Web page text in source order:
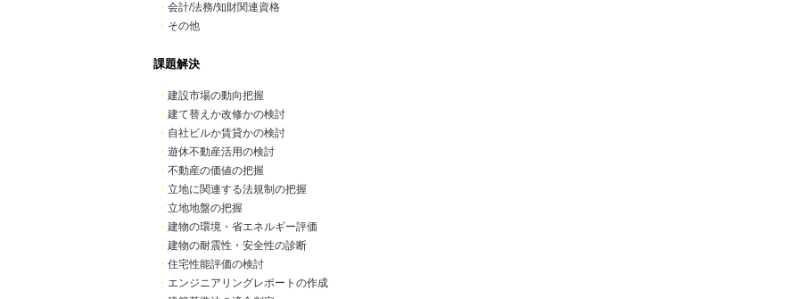
・ 会計/法務/知財関連資格
・ その他
課題解決
・ 建設市場の動向把握
・ 建て替えか改修かの検討
・ 自社ビルか賃貸かの検討
・ 遊休不動産活用の検討
・ 不動産の価値の把握
・ 立地に関連する法規制の把握
・ 立地地盤の把握
・ 建物の環境・省エネルギー評価
・ 建物の耐震性・安全性の診断
・ 住宅性能評価の検討
・ エンジニアリングレポートの作成